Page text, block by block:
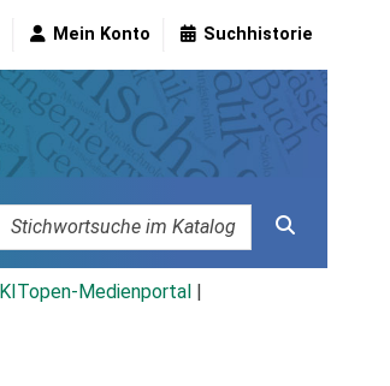
Mein Konto Suchhistorie
KITopen-Medienportal